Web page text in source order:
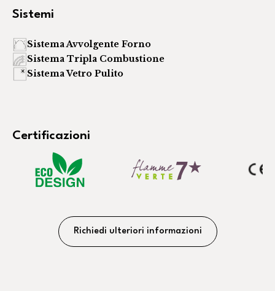
Sistemi
Sistema Avvolgente Forno
Sistema Tripla Combustione
Sistema Vetro Pulito
Certificazioni
Richiedi ulteriori informazioni